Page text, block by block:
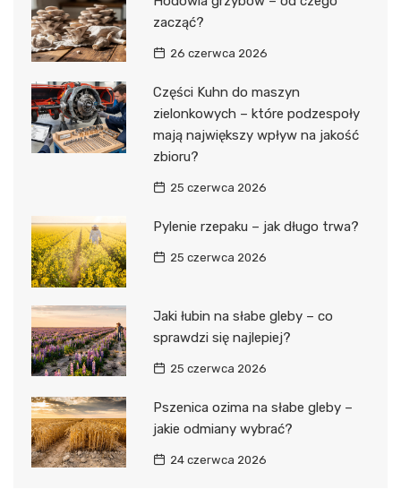
zacząć?
26 czerwca 2026
Części Kuhn do maszyn
zielonkowych – które podzespoły
mają największy wpływ na jakość
zbioru?
25 czerwca 2026
Pylenie rzepaku – jak długo trwa?
25 czerwca 2026
Jaki łubin na słabe gleby – co
sprawdzi się najlepiej?
25 czerwca 2026
Pszenica ozima na słabe gleby –
jakie odmiany wybrać?
24 czerwca 2026